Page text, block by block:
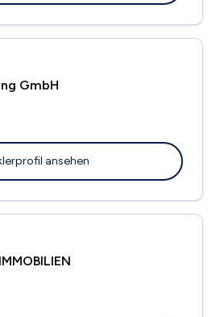
GmbH
ansehen